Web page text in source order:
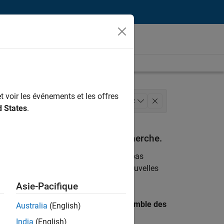
Services marketing 2
à vos critères de recherche.
. Si malgré tout vous ne trouvez pas
pour vous tenir au courant des nouvelles
par lieu pour trouver l’ensemble des
voir les événements et les offres
States.
Asie-Pacifique
Australia (English)
India (English)